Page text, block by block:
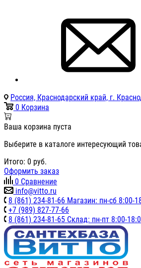
Россия, Краснодарский край, г.
0 Корзина
Ваша корзина пуста
Выберите в каталоге интересующий
Итого: 0 руб.
Оформить заказ
0 Сравнение
info@vitto.ru
8 (861) 234-81-66 Магазин: пн-сб 8:00-
+7 (989) 827-77-66
8 (861) 234-81-65 Склад: пн-пт 8:00-